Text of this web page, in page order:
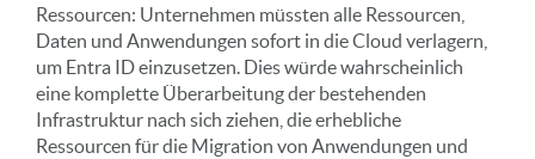
Ressourcen: Unternehmen müssten alle Ressourcen,
Daten und Anwendungen sofort in die Cloud verlagern,
um Entra ID einzusetzen. Dies würde wahrscheinlich
eine komplette Überarbeitung der bestehenden
Infrastruktur nach sich ziehen, die erhebliche
Ressourcen für die Migration von Anwendungen und